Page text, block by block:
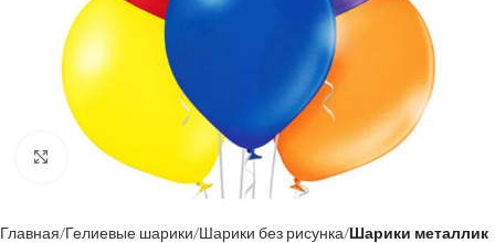
Нажмите, чтобы увеличить
Главная Гелиевые шарики Шарики без рисунка Шарики металлик